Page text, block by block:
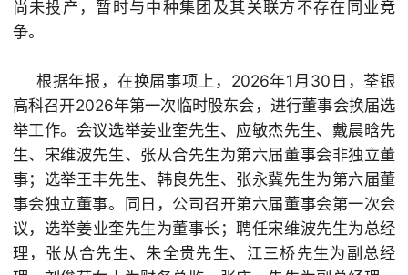
尚未投产，暂时与中种集团及其关联方不存在同业竞
争。
根据年报，在换届事项上，2026年1月30日，荃银
高科召开2026年第一次临时股东会，进行董事会换届选
举工作。会议选举姜业奎先生、应敏杰先生、戴晨晗先
生、宋维波先生、张从合先生为第六届董事会非独立董
事；选举王丰先生、韩良先生、张永冀先生为第六届董
事会独立董事。同日，公司召开第六届董事会第一次会
议，选举姜业奎先生为董事长；聘任宋维波先生为总经
理，张从合先生、朱全贵先生、江三桥先生为副总经